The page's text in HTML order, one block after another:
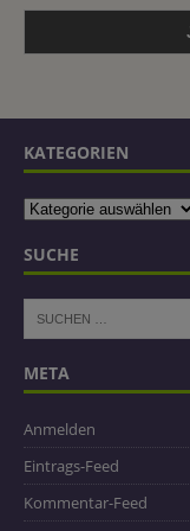
KATEGORIEN
SUCHE
META
Anmelden
Eintrags-Feed
Kommentar-Feed